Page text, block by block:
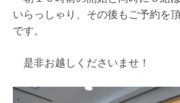
いらっしゃり、その後もご予約を
です。
是非お越しくださいませ！